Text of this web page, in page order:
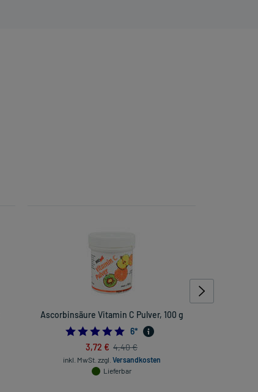
Ascorbinsäure Vitamin C Pulver, 100 g
5.0
6*
3,72 € 4,40 €
inkl. MwSt. zzgl. Versandkosten
Lieferbar